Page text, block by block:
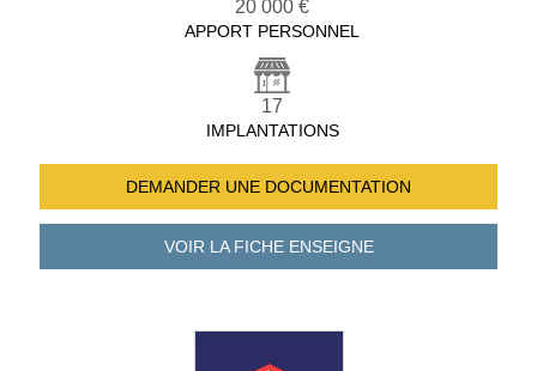
20 000 €
APPORT PERSONNEL
17
IMPLANTATIONS
DEMANDER UNE DOCUMENTATION
VOIR LA FICHEENSEIGNE